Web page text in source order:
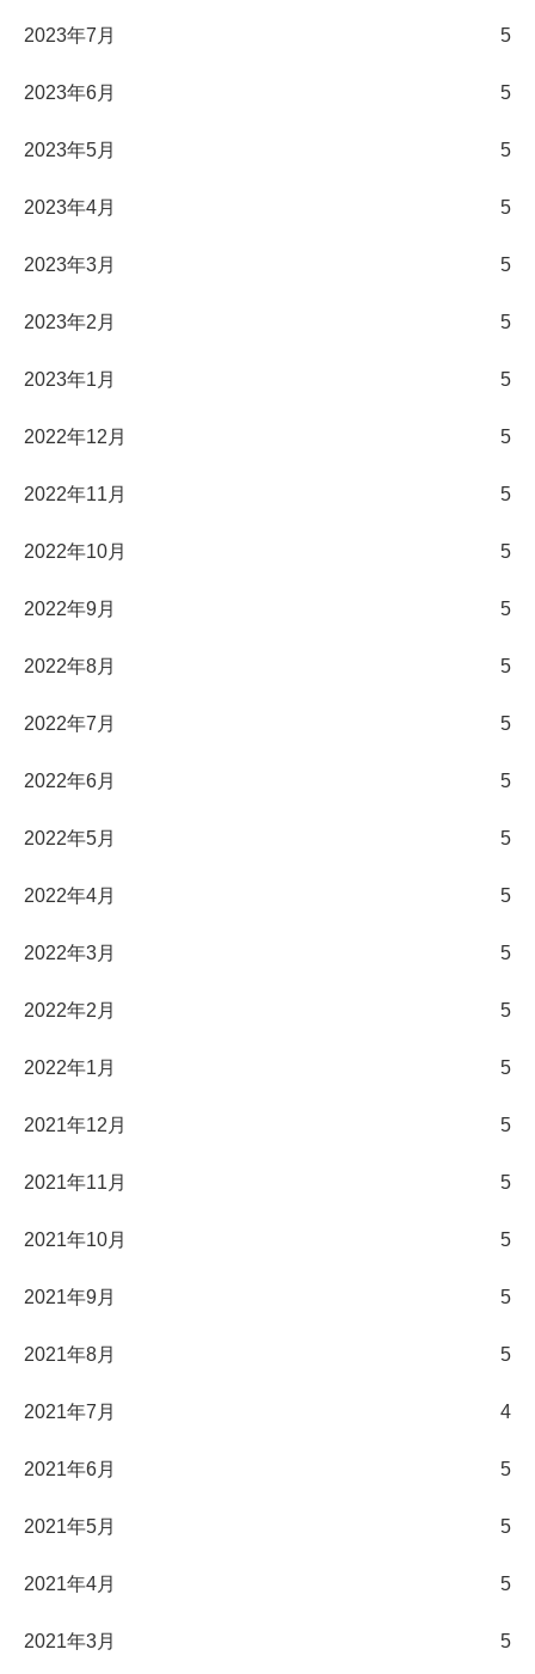
2023年7月 5
2023年6月 5
2023年5月 5
2023年4月 5
2023年3月 5
2023年2月 5
2023年1月 5
2022年12月 5
2022年11月 5
2022年10月 5
2022年9月 5
2022年8月 5
2022年7月 5
2022年6月 5
2022年5月 5
2022年4月 5
2022年3月 5
2022年2月 5
2022年1月 5
2021年12月 5
2021年11月 5
2021年10月 5
2021年9月 5
2021年8月 5
2021年7月 4
2021年6月 5
2021年5月 5
2021年4月 5
2021年3月 5